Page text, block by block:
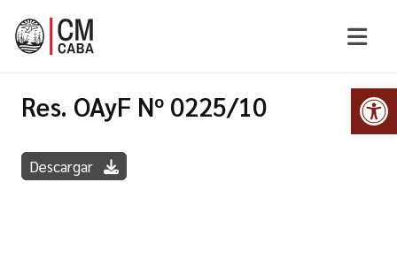
Res. OAyF Nº 0225/10
Descargar